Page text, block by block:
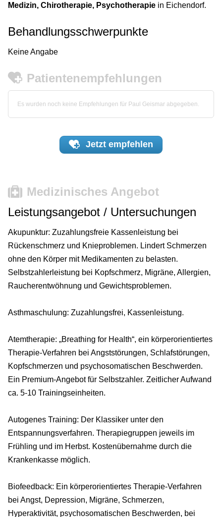
Medizin, Chirotherapie, Psychotherapie in Eichendorf.
Behandlungsschwerpunkte
Keine Angabe
Patientenempfehlungen
Es wurden noch keine Empfehlungen für Paul Geismar abgegeben.
Jetzt empfehlen
Medizinisches Angebot
Leistungsangebot / Untersuchungen
Akupunktur: Zuzahlungsfreie Kassenleistung bei
Rückenschmerz und Knieproblemen. Lindert Schmerzen
ohne den Körper mit Medikamenten zu belasten.
Selbstzahlerleistung bei Kopfschmerz, Migräne, Allergien,
Raucherentwöhnung und Gewichtsproblemen.
Asthmaschulung: Zuzahlungsfrei, Kassenleistung.
Atemtherapie: „Breathing for Health“, ein körperorientiertes
Therapie-Verfahren bei Angststörungen, Schlafstörungen,
Kopfschmerzen und psychosomatischen Beschwerden.
Ein Premium-Angebot für Selbstzahler. Zeitlicher Aufwand
ca. 5-10 Trainingseinheiten.
Autogenes Training: Der Klassiker unter den
Entspannungsverfahren. Therapiegruppen jeweils im
Frühling und im Herbst. Kostenübernahme durch die
Krankenkasse möglich.
Biofeedback: Ein körperorientiertes Therapie-Verfahren
bei Angst, Depression, Migräne, Schmerzen,
Hyperaktivität, psychosomatischen Beschwerden, bei